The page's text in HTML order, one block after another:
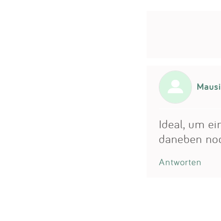
Ideal, um
daneben
Antworten